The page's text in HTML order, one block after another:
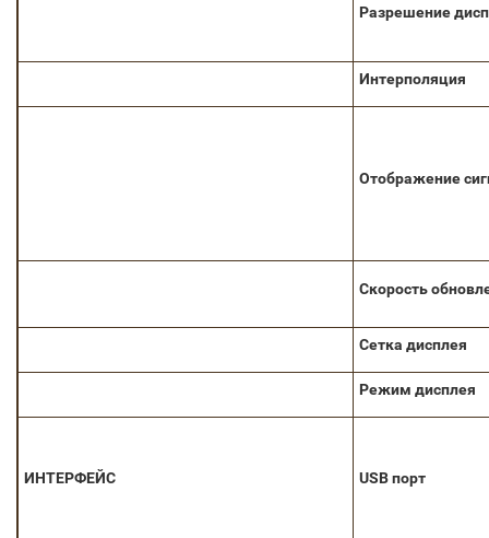
Разрешение
Интерполяция
Отображение
Скорость
Сетка дисплея
Режим дисплея
ИНТЕРФЕЙС USBпорт